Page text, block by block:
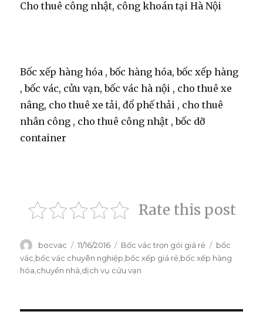
Cho thuê công nhật, công khoán tại Hà Nội
Bốc xếp hàng hóa , bốc hàng hóa, bốc xếp hàng
, bốc vác, cửu vạn, bốc vác hà nội , cho thuê xe
nâng, cho thuê xe tải, đổ phế thải , cho thuê
nhân công , cho thuê công nhật , bốc dỡ
container
Rate this post
Tác
giả
bocvac
Đăng
vào
ngày
11/16/2016
Danh
mục
Bốc vác trọn gói giá rẻ Thẻ
bốc
vác bốc vác chuyên nghiệp bốc xếp giá rẻ bốc xếp hàng
hóa chuyển nhà dịch vụ cửu vạn